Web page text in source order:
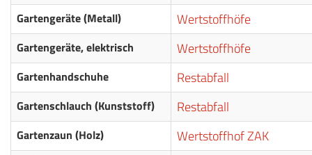
Gartengeräte (Metall) Wertstoffhöfe
Gartengeräte, elektrisch Wertstoffhöfe
Gartenhandschuhe Restabfall
Gartenschlauch (Kunststoff) Restabfall
Gartenzaun (Holz) Wertstoffhof ZAK